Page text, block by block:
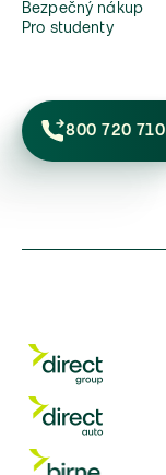
Bezpečný nákup
Pro studenty
800 720 710